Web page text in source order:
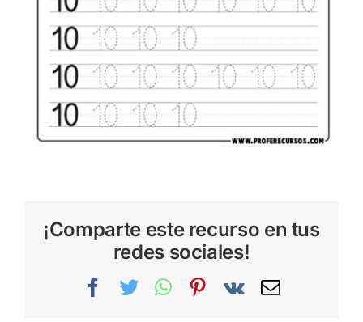
¡Comparte este recurso en tus
redes sociales!
Facebook
TwitterWhatsAppPinterest
Vk
Correo